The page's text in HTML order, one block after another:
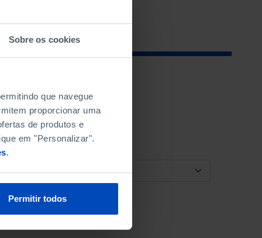
Sobre os cookies
que navegue
proporcionar uma
de produtos e
em "Personalizar".
.
Permitir todos
ORDENAR POR